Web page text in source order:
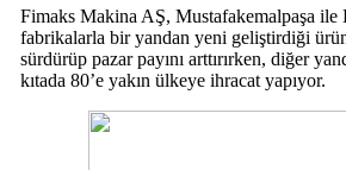
Fimaks Makina AŞ, Mustafakemalpaşa ile
fabrikalarla bir yandan yeni geliştirdiği
sürdürüp pazar payını arttırırken, diğer
kıtada 80’e yakın ülkeye ihracat yapıyor.